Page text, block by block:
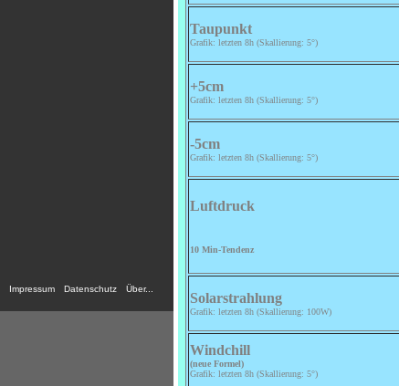
Impressum Datenschutz Über...